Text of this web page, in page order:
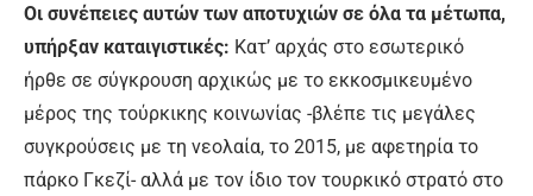
Οι συνέπειες αυτών των αποτυχιών σε όλα τα μέτωπα,
υπήρξαν καταιγιστικές: Κατ’ αρχάς στο εσωτερικό
ήρθε σε σύγκρουση αρχικώς με το εκκοσμικευμένο
μέρος της τούρκικης κοινωνίας -βλέπε τις μεγάλες
συγκρούσεις με τη νεολαία, το 2015, με αφετηρία το
πάρκο Γκεζί- αλλά με τον ίδιο τον τουρκικό στρατό στο